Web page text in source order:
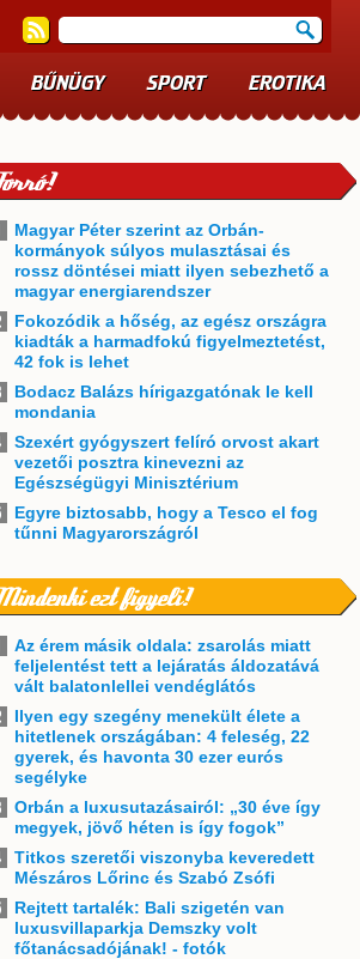
BŰNÜGY SPORT EROTIKA
Magyar Péter szerint az Orbán-
kormányok súlyos mulasztásai és
rossz döntései miatt ilyen sebezhető a
magyar energiarendszer
Fokozódik a hőség, az egész országra
kiadták a harmadfokú figyelmeztetést,
42 fok is lehet
Bodacz Balázs hírigazgatónak le kell
mondania
Szexért gyógyszert felíró orvost akart
vezetői posztra kinevezni az
Egészségügyi Minisztérium
Egyre biztosabb, hogy a Tesco el fog
tűnni Magyarországról
Az érem másik oldala: zsarolás miatt
feljelentést tett a lejáratás áldozatává
vált balatonlellei vendéglátós
Ilyen egy szegény menekült élete a
hitetlenek országában: 4 feleség, 22
gyerek, és havonta 30 ezer eurós
segélyke
Orbán a luxusutazásairól: „30 éve így
megyek, jövő héten is így fogok”
Titkos szeretői viszonyba keveredett
Mészáros Lőrinc és Szabó Zsófi
Rejtett tartalék: Bali szigetén van
luxusvillaparkja Demszky volt
főtanácsadójának! - fotók